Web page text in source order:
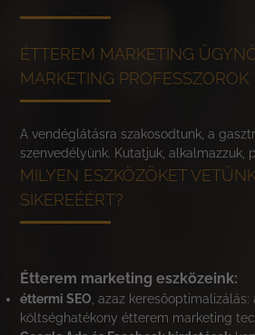
ÉTTEREM MARKETING
MARKETING PROFESSZOROK
A vendéglátásra szakosodtunk, a
szenvedélyünk. Kutatjuk, alkalmazzuk,
MILYEN ESZKÖZÖKET
SIKEREÉÉRT?
Étterem marketing eszközeink:
éttermi SEO, azaz
költséghatékony étterem marketing